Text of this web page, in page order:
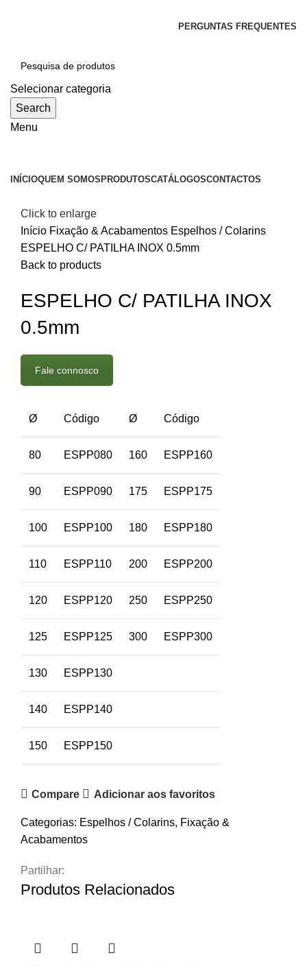
PERGUNTAS FREQUENTES
Selecionar categoria
Search
Menu
INÍCIOQUEM SOMOS PRODUTOSCATÁLOGOSCONTACTOS
Click to enlarge
Início Fixação & Acabamentos Espelhos / Colarins
ESPELHO C/ PATILHA INOX 0.5mm
Back to products
ESPELHO C/ PATILHA INOX
0.5mm
Fale connosco
Ø Código Ø Código
80 ESPP080 160 ESPP160
90 ESPP090 175 ESPP175
100 ESPP100 180 ESPP180
110 ESPP110 200 ESPP200
120 ESPP120 250 ESPP250
125 ESPP125 300 ESPP300
130 ESPP130
140 ESPP140
150 ESPP150
Compare Adicionar aos favoritos
Categorias: Espelhos / Colarins, Fixação &
Acabamentos
Partilhar:
Produtos Relacionados